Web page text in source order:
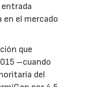
el mercado
que
–cuando
del